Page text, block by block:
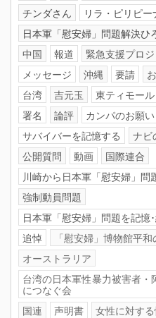
チンダさん
リラ・ピリピー
日本軍「慰安婦」問題解決ひ
中国
報道
緊急支援プロ
メッセージ
沖縄 要請
台湾
吉元玉 東ティモール
署名
論評 カンパのお願い
サバイバーを記憶する
ナビ
公開質問
動画
国際連合
川崎から日本軍「慰安婦」
強制動員問題
日本軍「慰安婦」問題を記憶
追悼
「慰安婦」博物館平
オーストラリア
台湾の日本軍性暴力被害者
につなぐ会
国連
声明書 女性に対す